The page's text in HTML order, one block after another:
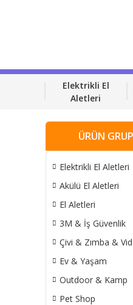
Elektrikli El
Aletleri
ÜRÜN
Elektrikli El Aletleri
Akülü El Aletleri
El Aletleri
3M & İş Güvenlik
Çivi & Zımba &
Ev & Yaşam
Outdoor & Kamp
Pet Shop